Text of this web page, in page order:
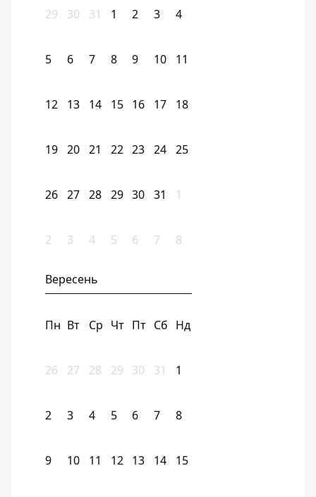
29 30 31 1 2 3 4
5 6 7 8 9 10 11
12 13 14 15 16 17 18
19 20 21 22 23 24 25
26 27 28 29 30 31 1
2 3 4 5 6 7 8
Вересень
Пн Вт Ср Чт Пт Сб Нд
26 27 28 29 30 31 1
2 3 4 5 6 7 8
9 10 11 12 13 14 15